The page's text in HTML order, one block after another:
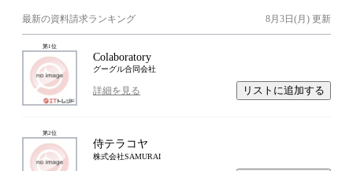
最新の資料請求ランキング 8月3日(月) 更新
第1位
Colaboratory
グーグル合同会社
詳細を見る リストに追加する
第2位
侍テラコヤ
株式会社SAMURAI